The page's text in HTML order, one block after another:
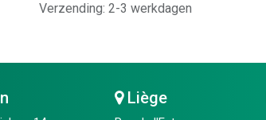
Verzending: 2-3 werkdagen
Liège